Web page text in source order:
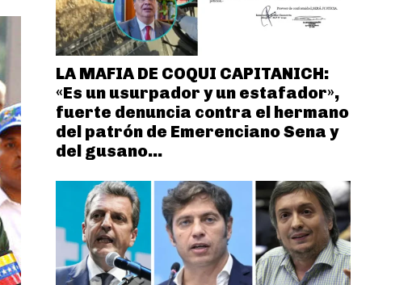
LA MAFIA DE COQUI CAPITANICH:
«Es un usurpador y un estafador»,
fuerte denuncia contra el hermano
del patrón de Emerenciano Sena y
del gusano...